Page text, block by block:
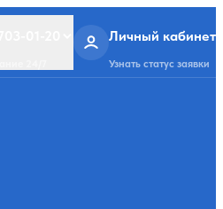
Личный кабинет
Узнать статус заявки